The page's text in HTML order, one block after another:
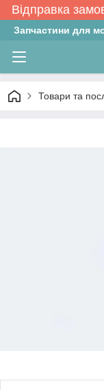
Відправка
Запчастини для
Товари та